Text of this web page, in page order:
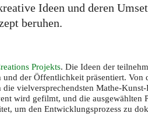
Ideen und deren
beruhen.
Projekts. Die Ideen der
und der Öffentlichkeit präsentiert. Von
vielversprechendsten Mathe-
wird gefilmt, und die ausgewählten
um den Entwicklungsprozess zu